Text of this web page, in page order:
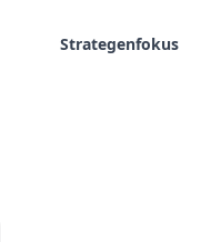
Strategenfokus